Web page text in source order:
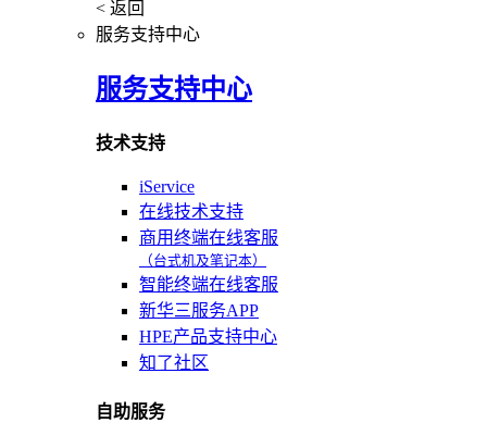
< 返回
服务支持中心
服务支持中心
技术支持
iService
在线技术支持
商用终端在线客服
（台式机及笔记本）
智能终端在线客服
新华三服务APP
HPE产品支持中心
知了社区
自助服务